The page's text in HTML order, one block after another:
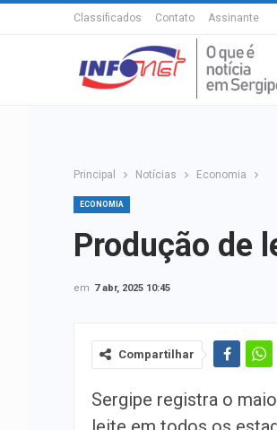
Classificados Contato Assinante
Principal Notícias Economia
ECONOMIA
Produção de
em 7 abr, 2025 10:45
Compartilhar
Sergipe registra o